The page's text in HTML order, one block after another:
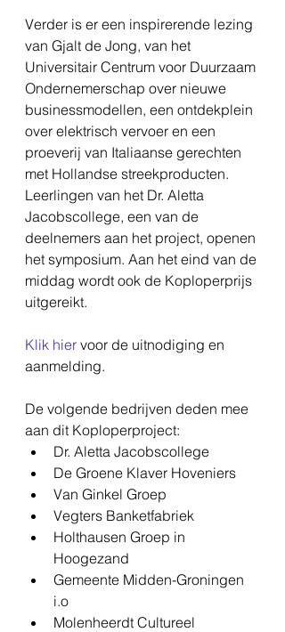
Verder is er een inspirerende lezing
van Gjalt de Jong, van het
Universitair Centrum voor Duurzaam
Ondernemerschap over nieuwe
businessmodellen, een ontdekplein
over elektrisch vervoer en een
proeverij van Italiaanse gerechten
met Hollandse streekproducten.
Leerlingen van het Dr. Aletta
Jacobscollege, een van de
deelnemers aan het project, openen
het symposium. Aan het eind van de
middag wordt ook de Koploperprijs
uitgereikt.
Klik hier voor de uitnodiging en
aanmelding.
De volgende bedrijven deden mee
aan dit Koploperproject:
Dr. Aletta Jacobscollege
De Groene Klaver Hoveniers
Van Ginkel Groep
Vegters Banketfabriek
Holthausen Groep in
Hoogezand
Gemeente Midden-Groningen
i.o
Molenheerdt Cultureel